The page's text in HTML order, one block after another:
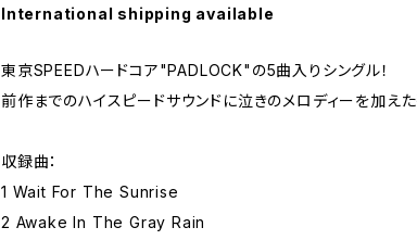
International shipping available
東京SPEEDハードコア"PADLOCK"の5曲入りシングル！
前作までのハイスピードサウンドに泣きのメロディーを加えた
収録曲：
1 Wait For The Sunrise
2 Awake In The Gray Rain